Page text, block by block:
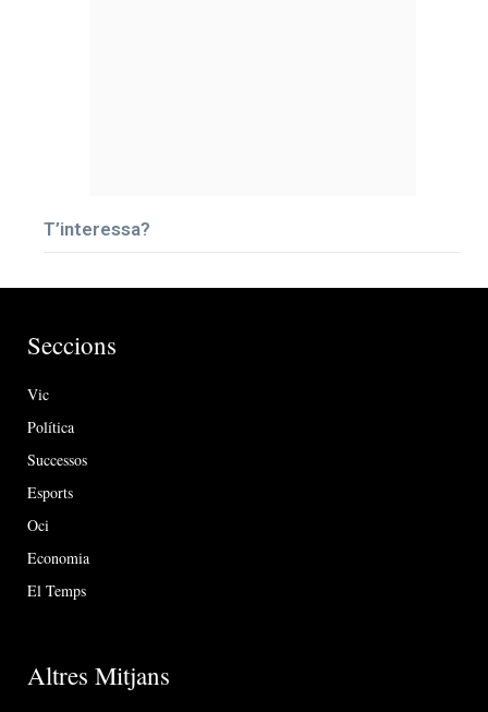
T’interessa?
Seccions
Vic
Política
Successos
Esports
Oci
Economia
El Temps
Altres Mitjans